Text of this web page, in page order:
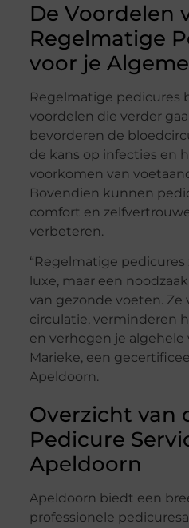
De Voordelen
Regelmatige
voor je
Regelmatige pedicures
voordelen die verder
bevorderen de
de kans op infecties en
voorkomen van
Bovendien kunnen
comfort en
verbeteren.
“Regelmatige
luxe, maar een
van gezonde voeten. Ze
circulatie, verminderen
en verhogen je algehele
Marieke, een
Apeldoorn.
Overzicht van
Pedicure
Apeldoorn
Apeldoorn biedt een
professionele